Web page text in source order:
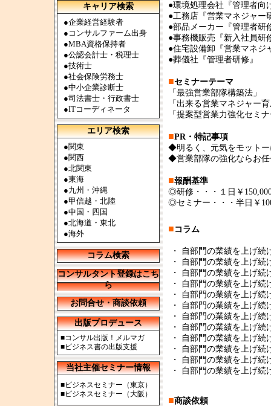
キャリア検索
●企業経営経験者
● コンサルファーム出身
●MBA資格保持者
●公認会計士・税理士
●技術士
●社会保険労務士
●中小企業診断士
●司法書士・行政書士
●ITコーディネータ
エリア検索
●関東
●関西
●北関東
●東海
●九州・沖縄
●甲信越・北陸
●中国・四国
●北海道・東北
●海外
コラム検索
コンサルタント登録はこち
ら
お問合せ・商談依頼
出版プロデュース
■コンサル出版！メルマガ
■ビジネス書の出版支援
当社主催セミナー情報
■ビジネスセミナー（東京）
■ビジネスセミナー（大阪）
●環境処理会社『管理者向
●工務店『営業マネジャー
●部品メーカー『管理者研
●事務機販売『新入社員研
●住宅設備卸『営業マネジ
●葬儀社『管理者研修』
■セミナーテーマ
「最強営業部隊構築法」
「出来る営業マネジャー
「提案型営業力強化セミ
■PR・特記事項
◆明るく、元気をモット
◆営業部隊の強化ならお
■報酬基準
◎研修・・・１日￥
◎セミナー・・・半日￥
■ コラム
・
自部門の業績を上げ続
・
自部門の業績を上げ続
・
自部門の業績を上げ続
・
自部門の業績を上げ続
・
自部門の業績を上げ続
・
自部門の業績を上げ続
・
自部門の業績を上げ続
・
自部門の業績を上げ続
・
自部門の業績を上げ続
・
自部門の業績を上げ続
・
自部門の業績を上げ続
・
自部門の業績を上げ続
■商談依頼